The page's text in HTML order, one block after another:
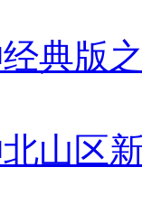
典版
山区